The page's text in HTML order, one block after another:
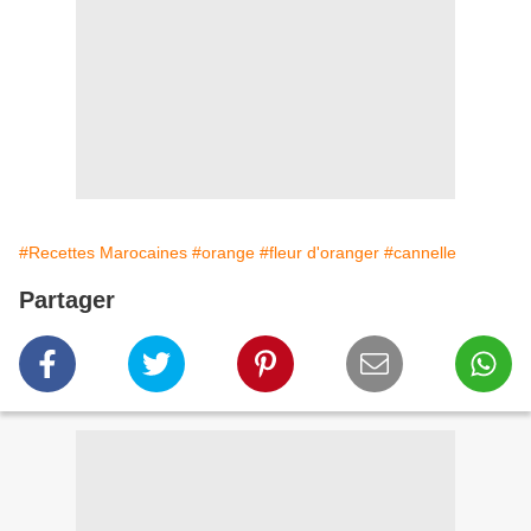
#Recettes Marocaines #orange #fleur d'oranger #cannelle
Partager